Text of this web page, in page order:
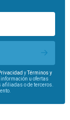
yTérminos y
u ofertas
o de terceros.